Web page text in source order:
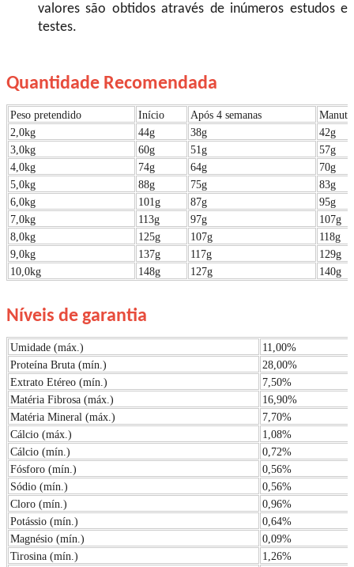
valores são obtidos através de inúmeros estudos e
testes.
Quantidade Recomendada
Peso pretendido Início Após 4 semanas
2,0kg
44g 38g
42g
3,0kg
60g 51g
57g
4,0kg
74g 64g
70g
5,0kg
88g 75g
83g
6,0kg
101g 87g
95g
7,0kg
113g 97g
107g
8,0kg
125g 107g
118g
9,0kg
137g 117g
129g
10,0kg
148g 127g 140g
Níveis de garantia
Umidade (máx.)
11,00%
Proteína Bruta (mín.)
28,00%
Extrato Etéreo (mín.)
7,50%
Matéria Fibrosa (máx.)
16,90%
Matéria Mineral (máx.)
7,70%
Cálcio (máx.)
1,08%
Cálcio (mín.)
0,72%
Fósforo (mín.)
0,56%
Sódio (mín.)
0,56%
Cloro (mín.)
0,96%
Potássio (mín.)
0,64%
Magnésio (mín.)
0,09%
Tirosina (mín.)
1,26%